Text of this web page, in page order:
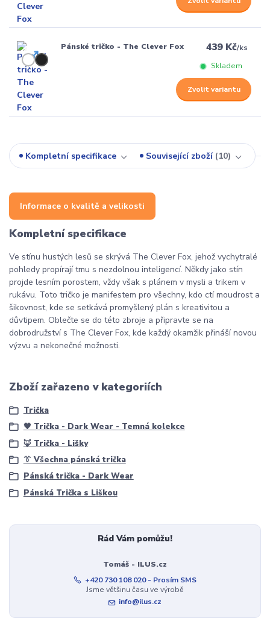
Pánské tričko - The Clever Fox 439 Kč/ks
Skladem
Zvolit variantu
Kompletní specifikace Související zboží 10
Informace o kvalitě a velikosti
Kompletní specifikace
Ve stínu hustých lesů se skrývá The Clever Fox, jehož vychytralé
pohledy propírají tmu s nezdolnou inteligencí. Někdy jako stín
projde lesním porostem, vždy však s plánem v mysli a trikem v
rukávu. Toto tričko je manifestem pro všechny, kdo ctí moudrost a
šikovnost, kde se setkává promyšlený plán s kreativitou a
důvtipem. Oblečte se do této zbroje a připravte se na
dobrodružství s The Clever Fox, kde každý okamžik přináší novou
výzvu a nekonečné možnosti.
Zboží zařazeno v kategoriích
Trička
🖤 Trička - Dark Wear - Temná kolekce
🦊 Trička - Lišky
👔 Všechna pánská trička
Pánská trička - Dark Wear
Pánská Trička s Liškou
Rád Vám pomůžu!
Tomáš - ILUS.cz
+420 730 108 020 - Prosím SMS
Jsme většinu času ve výrobě
info@ilus.cz